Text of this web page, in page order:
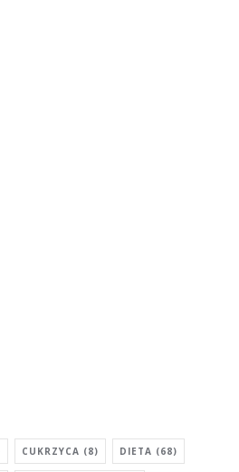
CUKRZYCA (8) DIETA (68)